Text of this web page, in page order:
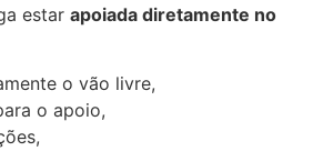
estar apoiada diretamente no
o vão livre,
o apoio,